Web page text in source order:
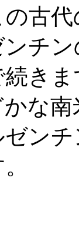
古
チ
き
な
ン